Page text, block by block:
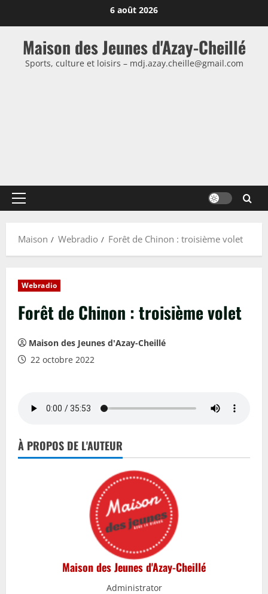
au
contenu
6 août 2026
Maison des Jeunes d'Azay-Cheillé
Sports, culture et loisirs – mdj.azay.cheille@gmail.com
Menu
Maison
Webradio Forêt de Chinon : troisième volet
Webradio
Forêt de Chinon : troisième volet
Maison des Jeunes d'Azay-Cheillé
22 octobre 2022
À PROPOS DE L'AUTEUR
Maison des Jeunes d'Azay-Cheillé
Administrator